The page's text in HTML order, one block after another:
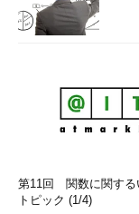
第11回 関数に関する
トピック (1/4)